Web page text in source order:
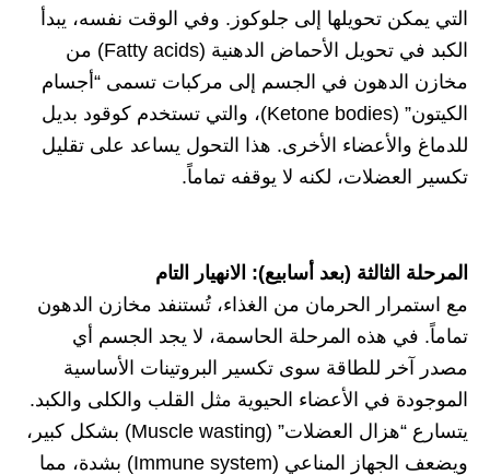
التي يمكن تحويلها إلى جلوكوز. وفي الوقت نفسه، يبدأ
الكبد في تحويل الأحماض الدهنية (Fatty acids) من
مخازن الدهون في الجسم إلى مركبات تسمى “أجسام
الكيتون” (Ketone bodies)، والتي تستخدم كوقود بديل
للدماغ والأعضاء الأخرى. هذا التحول يساعد على تقليل
تكسير العضلات، لكنه لا يوقفه تماماً.
المرحلة الثالثة (بعد أسابيع): الانهيار التام
مع استمرار الحرمان من الغذاء، تُستنفد مخازن الدهون
تماماً. في هذه المرحلة الحاسمة، لا يجد الجسم أي
مصدر آخر للطاقة سوى تكسير البروتينات الأساسية
الموجودة في الأعضاء الحيوية مثل القلب والكلى والكبد.
يتسارع “هزال العضلات” (Muscle wasting) بشكل كبير،
ويضعف الجهاز المناعي (Immune system) بشدة، مما